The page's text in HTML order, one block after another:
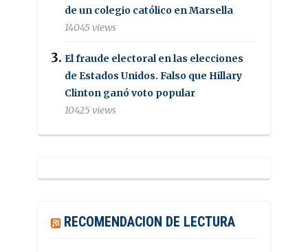
de un colegio católico en Marsella
14045 views
El fraude electoral en las elecciones
de Estados Unidos. Falso que Hillary
Clinton ganó voto popular
10425 views
RECOMENDACION DE LECTURA